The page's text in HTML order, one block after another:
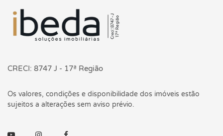
Página inicial
CRECI: 8747 J - 17ª Região
Os valores, condições e disponibilidade dos imóveis estão
sujeitos a alterações sem aviso prévio.